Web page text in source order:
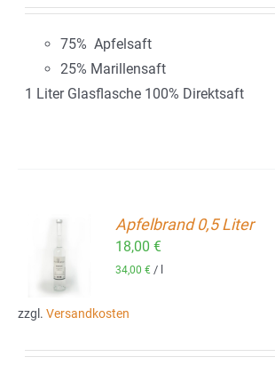
75% Apfelsaft
25% Marillensaft
1 Liter Glasflasche 100% Direktsaft
Apfelbrand 0,5 Liter
18,00€
34,00€ /
zzgl. Versandkosten